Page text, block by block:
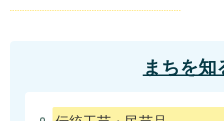
まちを知